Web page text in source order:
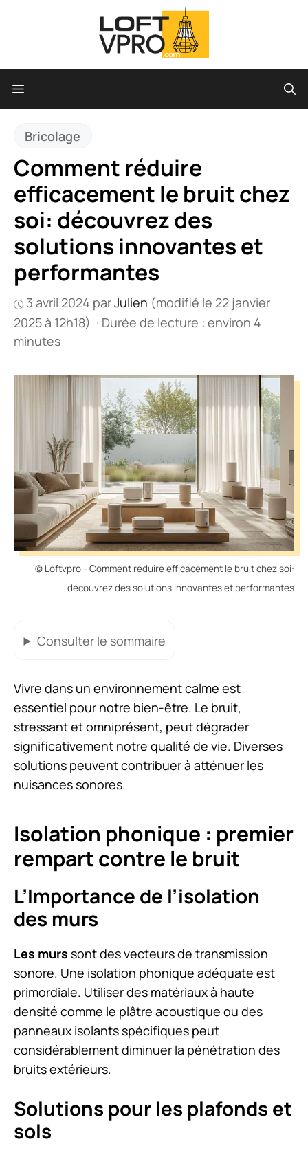
Menu
Bricolage
Comment réduire
efficacement le bruit chez
soi: découvrez des
solutions innovantes et
performantes
3 avril 2024 parJulien (modifié le 22 janvier
2025 à 12h18) · Durée de lecture : environ 4
minutes
© Loftvpro - Comment réduire efficacement le bruit chez soi:
découvrez des solutions innovantes et performantes
Consulter le sommaire
Vivre dans un environnement calme est
essentiel pour notre bien-être. Le bruit,
stressant et omniprésent, peut dégrader
significativement notre qualité de vie. Diverses
solutions peuvent contribuer à atténuer les
nuisances sonores.
Isolation phonique : premier
rempart contre le bruit
L’Importance de l’isolation
des murs
Les murs sont des vecteurs de transmission
sonore. Une isolation phonique adéquate est
primordiale. Utiliser des matériaux à haute
densité comme le plâtre acoustique ou des
panneaux isolants spécifiques peut
considérablement diminuer la pénétration des
bruits extérieurs.
Solutions pour les plafonds et
sols